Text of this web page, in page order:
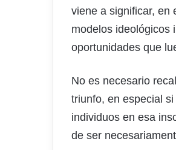
viene a significar, en
modelos ideológicos
oportunidades que
No es necesario
triunfo, en especial
individuos en esa
de ser